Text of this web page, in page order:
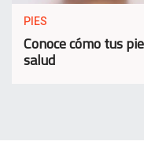
PIES
Conoce cómo tus
salud